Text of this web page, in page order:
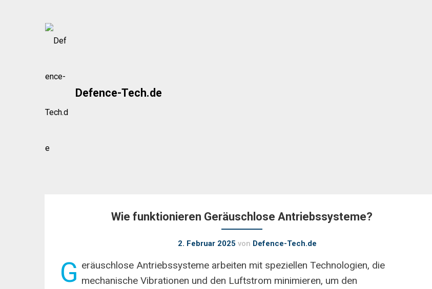
Defence-Tech.de
Wie funktionieren Geräuschlose Antriebssysteme?
2. Februar 2025 von Defence-Tech.de
G eräuschlose Antriebssysteme arbeiten mit speziellen Technologien, die
mechanische Vibrationen und den Luftstrom minimieren, um den